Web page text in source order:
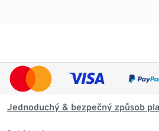
Jednoduchý & bezpečný způsob